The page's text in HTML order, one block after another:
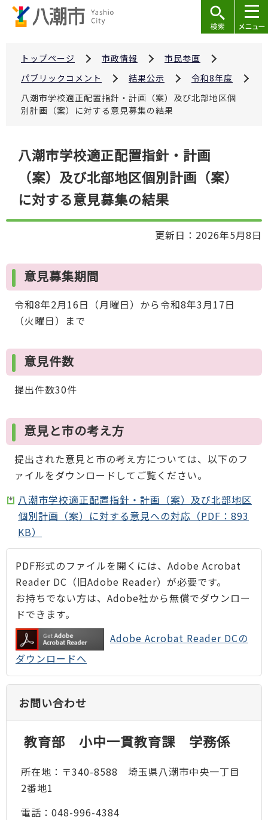
トップページ 市政情報
市民参画
パブリックコメント
結果公示
令和8年度
八潮市学校適正配置指針・計画（案）及び北部地区個
別計画（案）に対する意見募集の結果
ら
八潮市学校適正配置指針・計画
（案）及び北部地区個別計画（案）
に対する意見募集の結果
更新日：2026年5月8日
意見募集期間
令和8年2月16日（月曜日）から令和8年3月17日
（火曜日）まで
意見件数
提出件数30件
意見と市の考え方
提出された意見と市の考え方については、以下のフ
ァイルをダウンロードしてご覧ください。
八潮市学校適正配置指針・計画（案）及び北部地区
個別計画（案）に対する意見への対応（PDF：893
KB）
PDF形式のファイルを開くには、Adobe Acrobat
Reader DC（旧Adobe Reader）が必要です。
お持ちでない方は、Adobe社から無償でダウンロー
ドできます。
Adobe Acrobat Reader DCの
ダウンロードへ
お問い合わせ
教育部 小中一貫教育課 学務係
所在地：〒340-8588 埼玉県八潮市中央一丁目
2番地1
電話：048-996-4384